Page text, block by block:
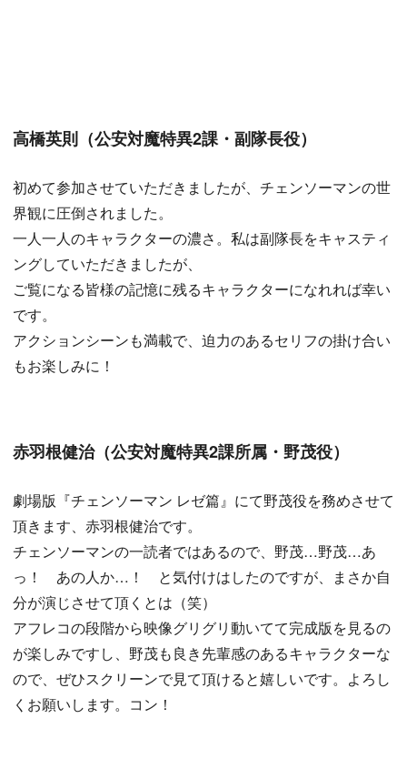
高橋英則（公安対魔特異2課・副隊長役）
初めて参加させていただきましたが、チェンソーマンの世
界観に圧倒されました。
一人一人のキャラクターの濃さ。私は副隊長をキャスティ
ングしていただきましたが、
ご覧になる皆様の記憶に残るキャラクターになれれば幸い
です。
アクションシーンも満載で、迫力のあるセリフの掛け合い
もお楽しみに！
赤羽根健治（公安対魔特異2課所属・野茂役）
劇場版『チェンソーマン レゼ篇』にて野茂役を務めさせて
頂きます、赤羽根健治です。
チェンソーマンの一読者ではあるので、野茂…野茂…あ
っ！ あの人か…！ と気付けはしたのですが、まさか自
分が演じさせて頂くとは（笑）
アフレコの段階から映像グリグリ動いてて完成版を見るの
が楽しみですし、野茂も良き先輩感のあるキャラクターな
ので、ぜひスクリーンで見て頂けると嬉しいです。よろし
くお願いします。コン！